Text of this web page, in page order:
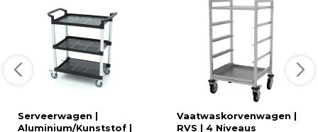
Serveerwagen |
Aluminium/Kunststof |
Vaatwaskorvenwagen |
RVS | 4 Niveaus